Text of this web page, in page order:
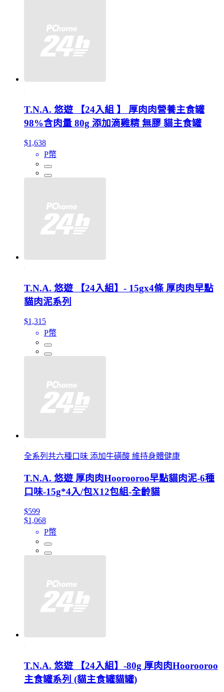
T.N.A. 悠遊 【24入組 】 厚肉肉營養主食罐
98%含肉量 80g 添加滴雞精 無膠 貓主食罐
$1,638
P幣
T.N.A. 悠遊 【24入組】- 15gx4條 厚肉肉早點
貓肉泥系列
$1,315
P幣
全系列共六種口味 添加牛磺酸 維持身體健康
T.N.A. 悠遊 厚肉肉Hoorooroo早點貓肉泥-6種
口味-15g*4入/包X12包組-全齡貓
$599
$1,068
P幣
T.N.A. 悠遊 【24入組】-80g 厚肉肉Hoorooroo
主食罐系列 (貓主食罐貓罐)